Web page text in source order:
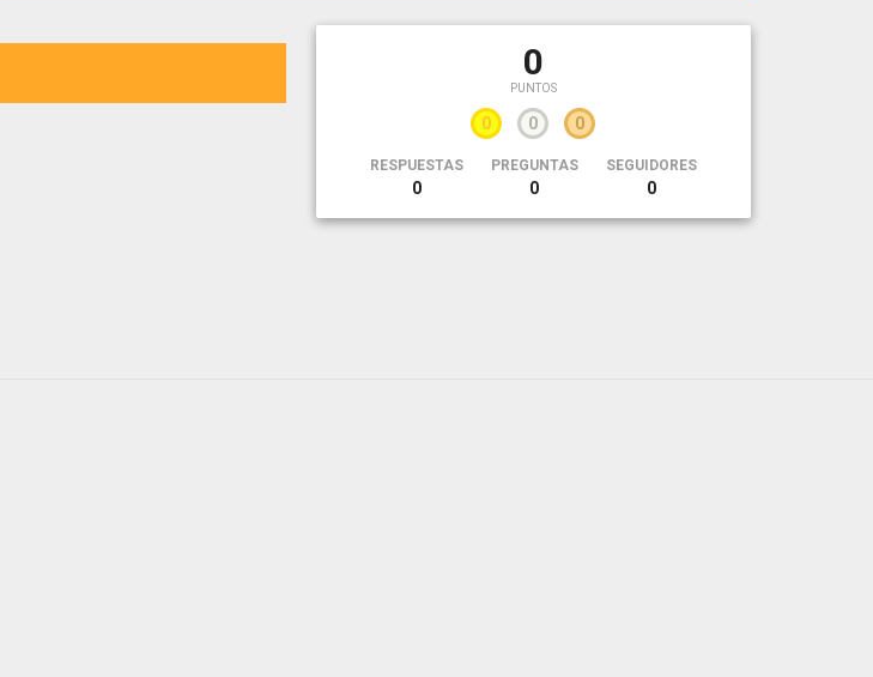
0
PUNTOS
0 0 0
RESPUESTAS
0
PREGUNTAS
0
SEGUIDORES
0